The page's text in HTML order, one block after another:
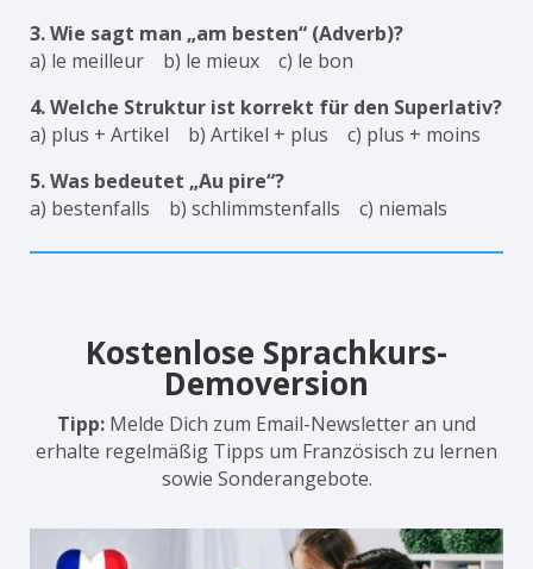
3. Wie sagt man „am besten“ (Adverb)?
a) le meilleur b) le mieux c) le bon
4. Welche Struktur ist korrekt für den Superlativ?
a) plus + Artikel b) Artikel + plus c) plus + moins
5. Was bedeutet „Au pire“?
a) bestenfalls b) schlimmstenfalls c) niemals
Kostenlose Sprachkurs-
Demoversion
Tipp: Melde Dich zum Email-Newsletter an und
erhalte regelmäßig Tipps um Französisch zu lernen
sowie Sonderangebote.